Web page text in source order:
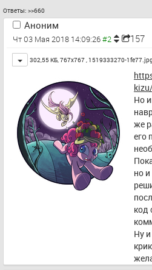
Ответы: >>660
Аноним
Чт 03 Мая 2018 14:09:26 157
Toggle
302,55 КБ, 767x767 , 1519333270-1fe77.jpg
Но
же
его
но
код
Ну